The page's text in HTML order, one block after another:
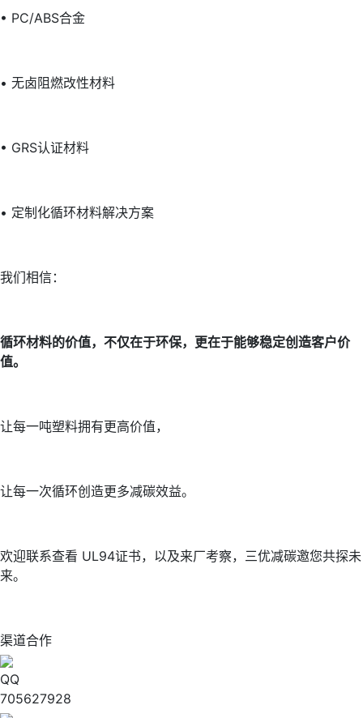
• PC/ABS合金
• 无卤阻燃改性材料
• GRS认证材料
• 定制化循环材料解决方案
我们相信：
循环材料的价值，不仅在于环保，更在于能够稳定创造客户价
值。
让每一吨塑料拥有更高价值，
让每一次循环创造更多减碳效益。
欢迎联系查看 UL94证书，以及来厂考察，三优减碳邀您共探未
来。
渠道合作
QQ
705627928